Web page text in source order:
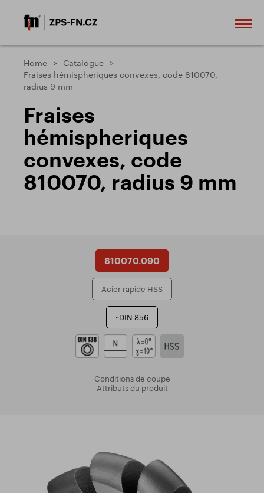
Home
Catalogue
Fraises hémispheriques convexes, code 810070,
radius 9 mm
Fraises
hémispheriques
convexes, code
810070, radius 9 mm
810070.090
Acier rapide HSS
~DIN 856
Conditions de coupe
Attributs du produit